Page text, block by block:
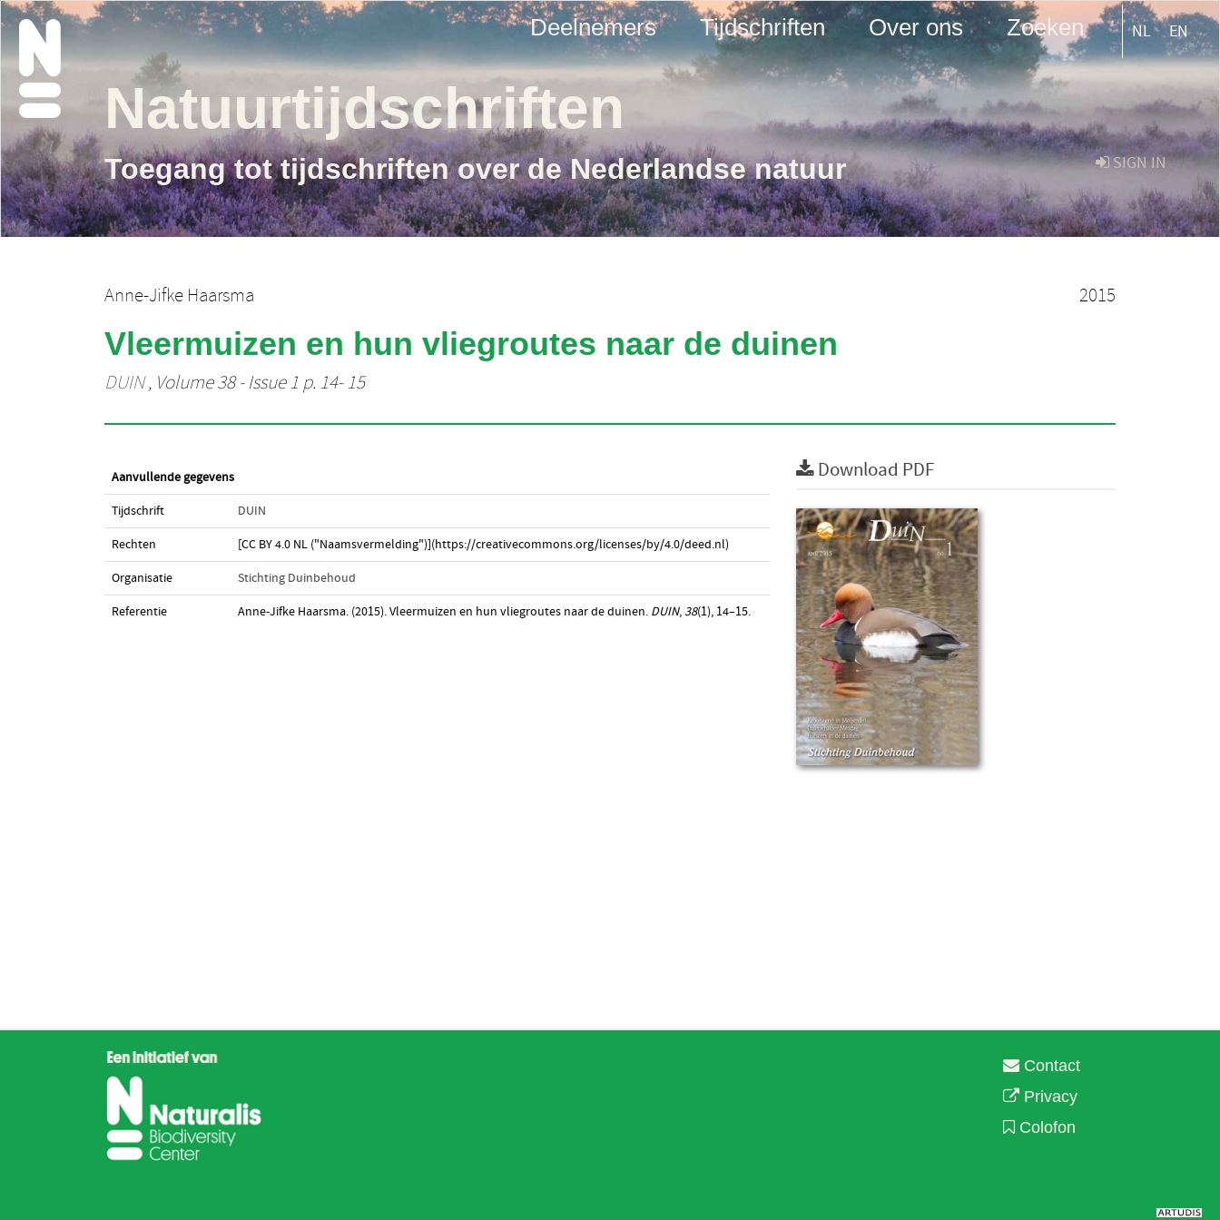
Deelnemers Tijdschriften Over ons Zoeken NL EN
SIGN IN
Natuurtijdschriften
Toegang tot tijdschriften over de Nederlandse natuur
Anne-Jifke Haarsma 2015
Vleermuizen en hun vliegroutes naar de duinen
DUIN, Volume 38 - Issue 1 p. 14- 15
Aanvullende gegevens
Tijdschrift DUIN
Rechten [CC BY 4.0 NL ("Naamsvermelding")](https://creativecommons.org/licenses/by/4.0/deed.nl)
Organisatie Stichting Duinbehoud
Referentie Anne-Jifke Haarsma. (2015). Vleermuizen en hun vliegroutes naar de duinen. DUIN, 38(1), 14–15.
Download PDF
Contact
Privacy
Colofon